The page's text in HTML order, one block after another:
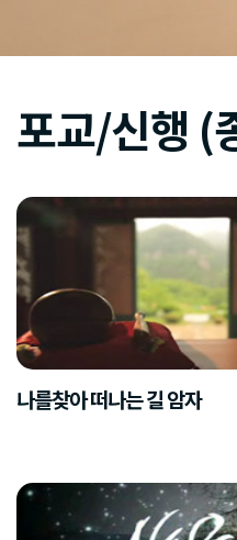
포교/신행 (
나를찾아 떠나는 길 암자